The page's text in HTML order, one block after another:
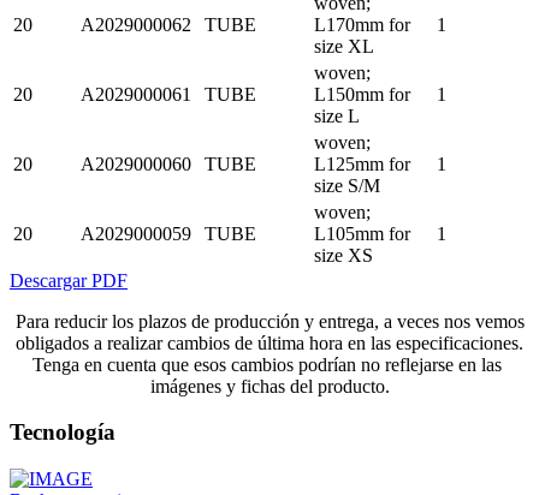
20 A2029000062 TUBE
L170mm for
size XL
1
20 A2029000061 TUBE
woven;
L150mm for
size L
1
20 A2029000060 TUBE
woven;
L125mm for
size S/M
1
20 A2029000059 TUBE
woven;
L105mm for
size XS
1
Descargar PDF
Para reducir los plazos de producción y entrega, a veces nos vemos
obligados a realizar cambios de última hora en las especificaciones.
Tenga en cuenta que esos cambios podrían no reflejarse en las
imágenes y fichas del producto.
Tecnología